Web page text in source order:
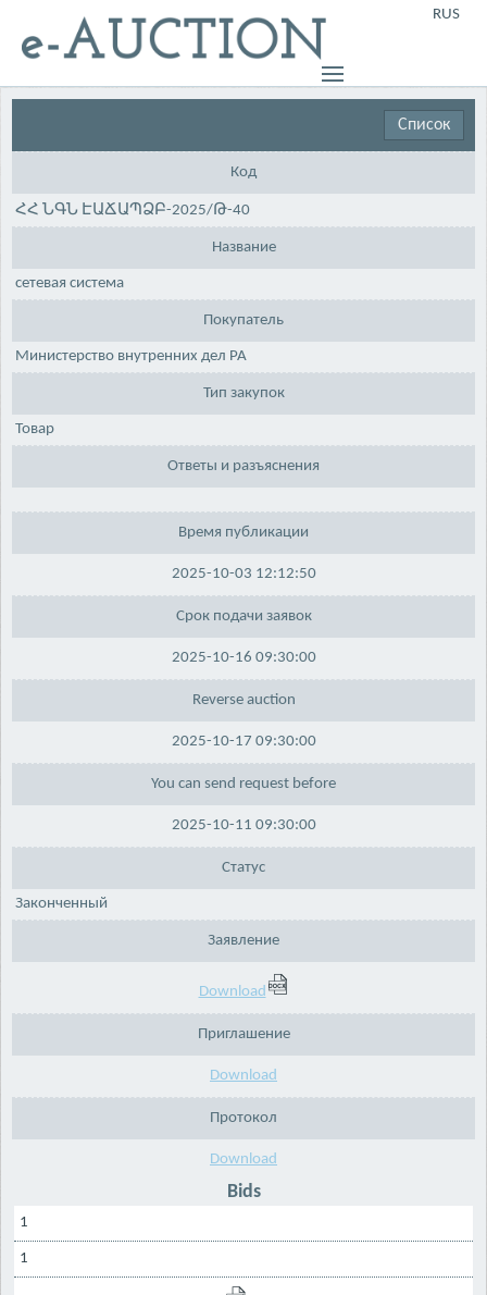
RUS
Список
Код
ՀՀ ՆԳՆ ԷԱՃԱՊՁԲ-2025/Թ-40
Название
сетевая система
Покупатель
Министерство внутренних дел РА
Тип закупок
Товар
Ответы и разъяснения
Время публикации
2025-10-03 12:12:50
Срок подачи заявок
2025-10-16 09:30:00
Reverse auction
2025-10-17 09:30:00
You can send request before
2025-10-11 09:30:00
Статус
Законченный
Заявление
Download
Приглашение
Download
Протокол
Download
Bids
1
1